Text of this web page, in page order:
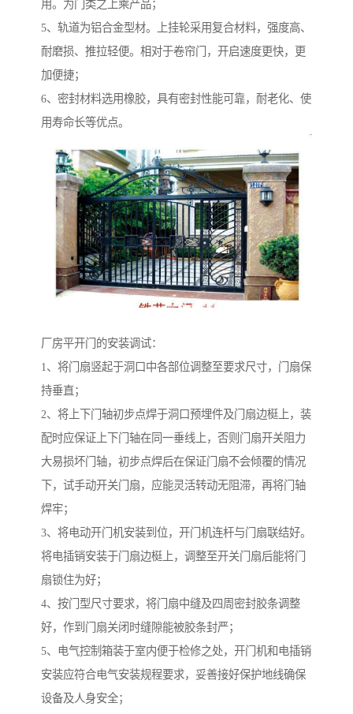
用。为门类之上乘产品；
5、轨道为铝合金型材。上挂轮采用复合材料，强度高、
耐磨损、推拉轻便。相对于卷帘门，开启速度更快，更
加便捷；
6、密封材料选用橡胶，具有密封性能可靠，耐老化、使
用寿命长等优点。
厂房平开门的安装调试：
1、将门扇竖起于洞口中各部位调整至要求尺寸，门扇保
持垂直；
2、将上下门轴初步点焊于洞口预埋件及门扇边梃上，装
配时应保证上下门轴在同一垂线上，否则门扇开关阻力
大易损坏门轴，初步点焊后在保证门扇不会倾覆的情况
下，试手动开关门扇，应能灵活转动无阻滞，再将门轴
焊牢；
3、将电动开门机安装到位，开门机连杆与门扇联结好。
将电插销安装于门扇边梃上，调整至开关门扇后能将门
扇锁住为好；
4、按门型尺寸要求，将门扇中缝及四周密封胶条调整
好，作到门扇关闭时缝隙能被胶条封严；
5、电气控制箱装于室内便于检修之处，开门机和电插销
安装应符合电气安装规程要求，妥善接好保护地线确保
设备及人身安全；